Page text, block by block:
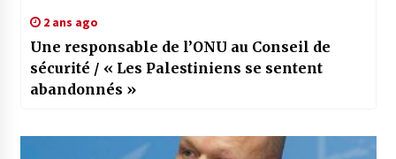
2 ans ago
Une responsable de l’ONU au Conseil de
sécurité / « Les Palestiniens se sentent
abandonnés »